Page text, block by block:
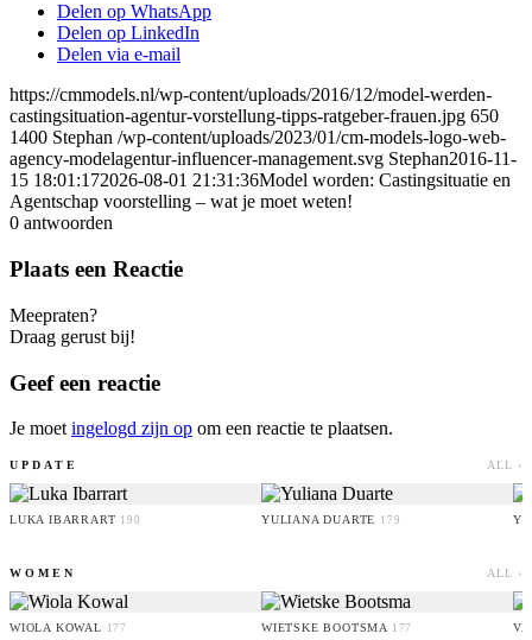
Delen op WhatsApp
Delen op LinkedIn
Delen via e-mail
https://cmmodels.nl/wp-content/uploads/2016/12/model-werden-
castingsituation-agentur-vorstellung-tipps-ratgeber-frauen.jpg 650
1400 Stephan /wp-content/uploads/2023/01/cm-models-logo-web-
agency-modelagentur-influencer-management.svg Stephan2016-11-
15 18:01:172026-08-01 21:31:36Model worden: Castingsituatie en
Agentschap voorstelling – wat je moet weten!
0 antwoorden
Plaats een Reactie
Meepraten?
Draag gerust bij!
Geef een reactie
Je moet ingelogd zijn op om een reactie te plaatsen.
UPDATE ALL ›
LUKA IBARRART 190 YULIANA DUARTE 179
WOMEN ALL ›
WIOLA KOWAL 177 WIETSKE BOOTSMA 177